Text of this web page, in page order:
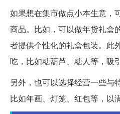
如果想在集市做点小本生意，
商品。比如，可以做年货礼盒
者提供个性化的礼盒包装。此
吃，比如糖葫芦、糖人等，吸
另外，也可以选择经营一些与
比如年画、灯笼、红包等，以